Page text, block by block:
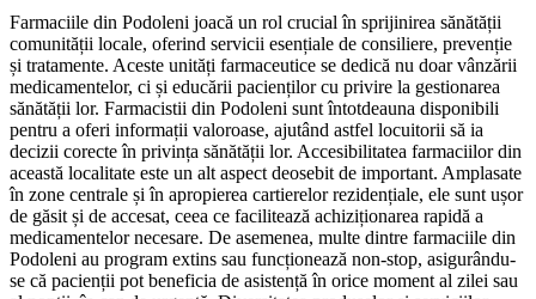
Farmaciile din Podoleni joacă un rol crucial în sprijinirea sănătății
comunității locale, oferind servicii esențiale de consiliere, prevenție
și tratamente. Aceste unități farmaceutice se dedică nu doar vânzării
medicamentelor, ci și educării pacienților cu privire la gestionarea
sănătății lor. Farmacistii din Podoleni sunt întotdeauna disponibili
pentru a oferi informații valoroase, ajutând astfel locuitorii să ia
decizii corecte în privința sănătății lor. Accesibilitatea farmaciilor din
această localitate este un alt aspect deosebit de important. Amplasate
în zone centrale și în apropierea cartierelor rezidențiale, ele sunt ușor
de găsit și de accesat, ceea ce facilitează achiziționarea rapidă a
medicamentelor necesare. De asemenea, multe dintre farmaciile din
Podoleni au program extins sau funcționează non-stop, asigurându-
se că pacienții pot beneficia de asistență în orice moment al zilei sau